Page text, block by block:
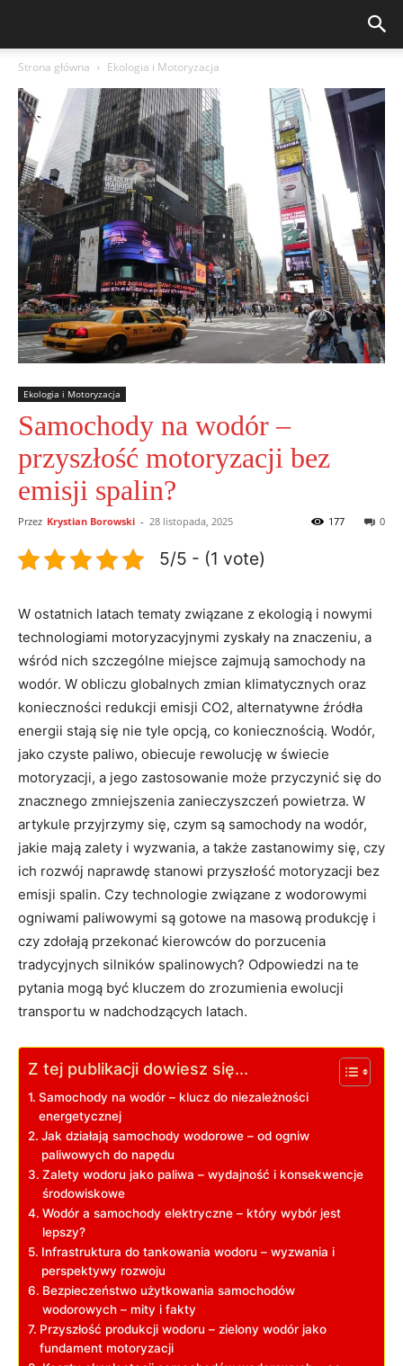
Strona główna Ekologia i Motoryzacja
Ekologia i Motoryzacja
Samochody na wodór –
przyszłość motoryzacji bez
emisji spalin?
Przez Krystian Borowski - 28 listopada, 2025 0
177
5/5 - (1 vote)
W ostatnich latach tematy ⁤związane z ekologią​ i nowymi
technologiami motoryzacyjnymi zyskały na znaczeniu, ‍a
wśród nich szczególne‌ miejsce zajmują samochody na
wodór. W obliczu globalnych zmian klimatycznych oraz
konieczności redukcji emisji CO2, alternatywne źródła
energii stają się nie ⁢tyle opcją, co koniecznością. Wodór,
jako czyste⁤ paliwo, obiecuje rewolucję w świecie
motoryzacji, a jego zastosowanie⁢ może przyczynić się⁢ do
znacznego zmniejszenia zanieczyszczeń powietrza. W⁢
artykule przyjrzymy się,⁢ czym są samochody na wodór,
‌jakie mają zalety i wyzwania, a⁢ także‍ zastanowimy się, ⁢czy
ich rozwój⁣ naprawdę⁤ stanowi przyszłość​ motoryzacji bez‌
emisji spalin. Czy technologie związane z ⁣wodorowymi
⁤ogniwami paliwowymi są gotowe ‍na masową produkcję⁢ i
czy zdołają przekonać kierowców ⁢do porzucenia
‌tradycyjnych silników spalinowych? Odpowiedzi na ⁣te
pytania mogą ‌być kluczem do zrozumienia​ ewolucji​
transportu w nadchodzących latach.
Z tej publikacji dowiesz się...
Samochody na wodór – klucz do niezależności
energetycznej
Jak działają ⁣samochody wodorowe –‍ od ogniw
paliwowych do napędu
Zalety wodoru jako paliwa –⁢ wydajność i konsekwencje⁢
środowiskowe
Wodór a samochody elektryczne – który wybór ⁤jest
lepszy?
Infrastruktura do tankowania wodoru – wyzwania i
perspektywy rozwoju
Bezpieczeństwo użytkowania samochodów
wodorowych – mity ‌i ⁤fakty
Przyszłość ⁣produkcji wodoru – zielony ‍wodór jako
fundament‌ motoryzacji